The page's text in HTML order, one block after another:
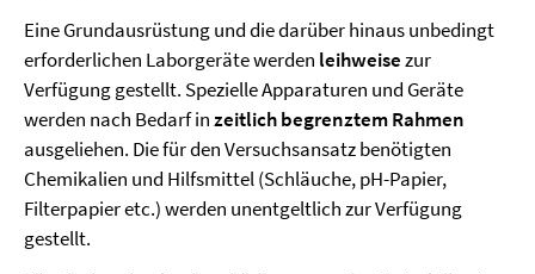
Eine Grundausrüstung und die darüber hinaus unbedingt
erforderlichen Laborgeräte werden leihweisezur
Verfügung gestellt. Spezielle Apparaturen und Geräte
werden nach Bedarf inzeitlich begrenztem Rahmen
ausgeliehen. Die für den Versuchsansatz benötigten
Chemikalien und Hilfsmittel (Schläuche, pH-Papier,
Filterpapier etc.) werden unentgeltlich zur Verfügung
gestellt.